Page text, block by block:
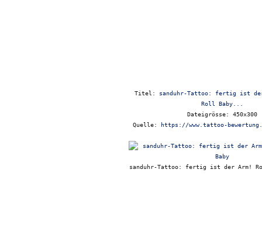
Titel: sanduhr-Tattoo: fertig ist
Roll Baby...
Dateigrösse: 450x300
Quelle: https://www.tattoo-
sanduhr-Tattoo: fertig ist der Arm!